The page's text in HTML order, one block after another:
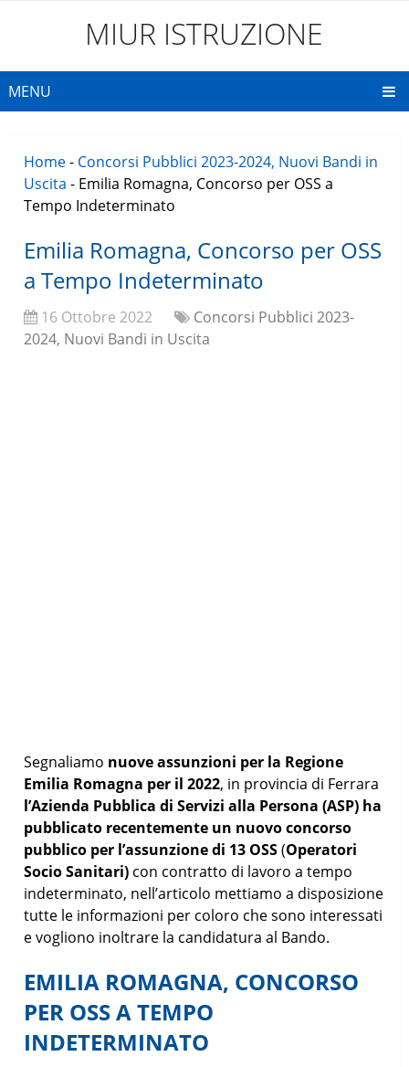
MIUR ISTRUZIONE
MENU
Home- Concorsi Pubblici 2023-2024, Nuovi Bandi in
Uscita - Emilia Romagna, Concorso per OSS a
Tempo Indeterminato
Emilia Romagna, Concorso per OSS
a Tempo Indeterminato
16 Ottobre 2022
Concorsi Pubblici 2023-
2024, Nuovi Bandi in Uscita
Segnaliamo nuove assunzioni per la Regione
Emilia Romagna per il 2022, in provincia di Ferrara
l’Azienda Pubblica di Servizi alla Persona (ASP) ha
pubblicato recentemente un nuovo concorso
pubblico per l’assunzione di 13 OSS(Operatori
Socio Sanitari) con contratto di lavoro a tempo
indeterminato, nell’articolo mettiamo a disposizione
tutte le informazioni per coloro che sono interessati
e vogliono inoltrare la candidatura al Bando.
EMILIA ROMAGNA, CONCORSO
PER OSS A TEMPO
INDETERMINATO